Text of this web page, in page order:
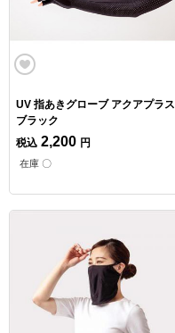
UV 指あきグローブ アクアプラス
ブラック
税込 2,200 円
在庫 〇